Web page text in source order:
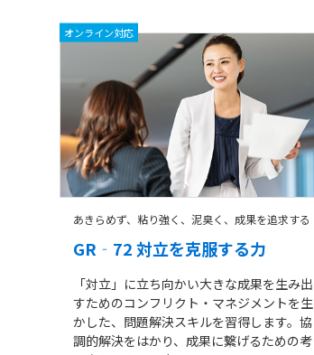
オンライン対応
あきらめず、粘り強く、泥臭く、成果を追求する
GR‐72 対立を克服する力
「対立」に立ち向かい大きな成果を生み出
すためのコンフリクト・マネジメントを生
かした、問題解決スキルを習得します。協
調的解決をはかり、成果に繋げるための考